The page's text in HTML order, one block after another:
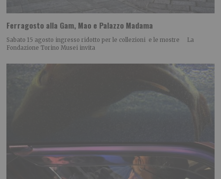
Ferragosto alla Gam, Mao e Palazzo Madama
Sabato 15 agosto ingresso ridotto per le collezioni e le mostre La
Fondazione Torino Musei invita